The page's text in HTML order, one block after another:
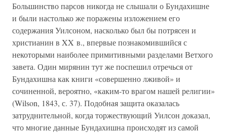
Большинство парсов никогда не слышали о Бундахишне
и были настолько же поражены изложением его
содержания Уилсоном, насколько был бы потрясен и
христианин в XX в., впервые познакомившийся с
некоторыми наиболее примитивными разделами Ветхого
завета. Один мирянин тут же поспешил отречься от
Бундахишна как книги «совершенно лживой» и
сочиненной, вероятно, «каким-то врагом нашей религии»
(Wilson, 1843, с. 37). Подобная защита оказалась
затруднительной, когда торжествующий Уилсон доказал,
что многие данные Бундахишна происходят из самой